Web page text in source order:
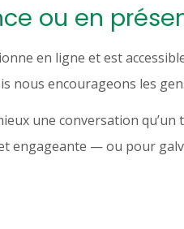
ou en
en ligne et est
nous encourageons les
une conversation
engageante — ou pour